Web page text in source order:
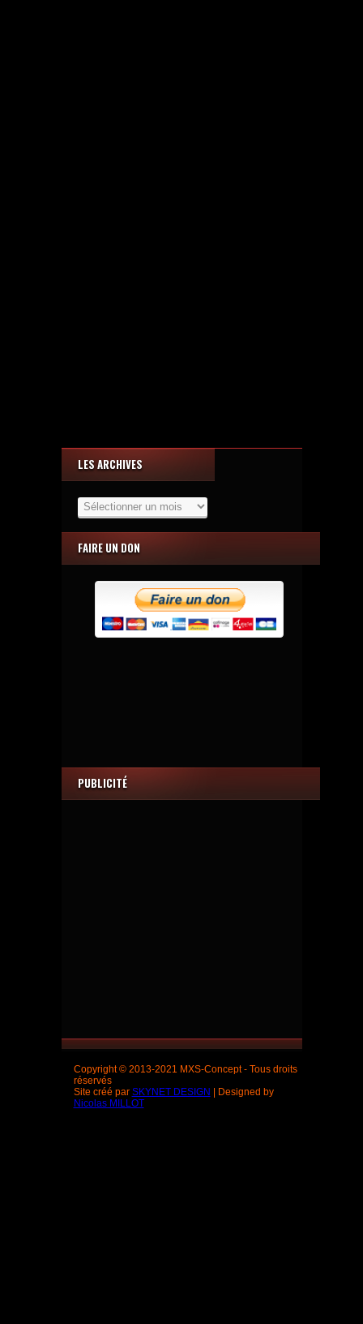
LES ARCHIVES
Archives
FAIRE UN DON
PUBLICITÉ
Copyright © 2013-2021 MXS-Concept - Tous droits
réservés
Site créé par SKYNET DESIGN
| Designed by
Nicolas MILLOT